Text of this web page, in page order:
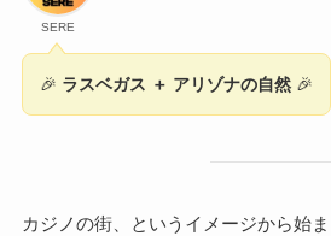
SERE
🎉 ラスベガス ＋ アリゾナの自然 🎉
カジノの街、というイメージから始ま